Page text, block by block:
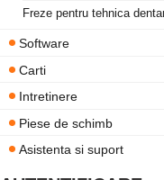
Freze pentru tehnica
Software
Carti
Intretinere
Piese de schimb
Asistenta si suport